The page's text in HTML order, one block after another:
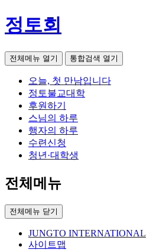
정토회
전체메뉴 열기 통합검색 열기
오늘, 첫 만남입니다
정토불교대학
후원하기
스님의 하루
행자의 하루
수련신청
청년·대학생
전체메뉴
전체메뉴 닫기
JUNGTO INTERNATIONAL
사이트맵